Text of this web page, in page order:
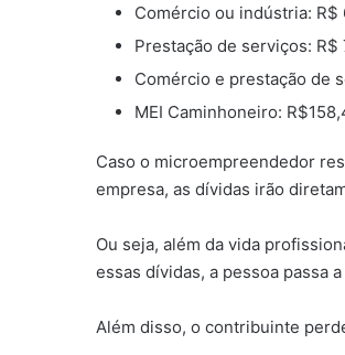
Comércio ou indústria: R$
Prestação de serviços:
Comércio e prestação de
MEI Caminhoneiro:
Caso o microempreendedor
empresa, as dívidas irão
Ou seja, além da vida
essas dívidas, a pessoa passa
Além disso, o contribuinte